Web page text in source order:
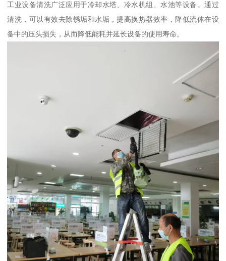
工业设备清洗广泛应用于冷却水塔、冷水机组、水池等设备。通过
清洗，可以有效去除锈垢和水垢，提高换热器效率，降低流体在设
备中的压头损失，从而降低能耗并延长设备的使用寿命。